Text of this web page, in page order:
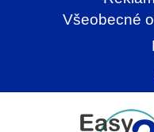
Všeobecné